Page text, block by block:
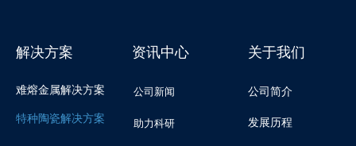
解决方案
难熔金属解决方案
特种陶瓷解决方案
资讯中心
公司新闻
助力科研
关于我们
公司简介
发展历程